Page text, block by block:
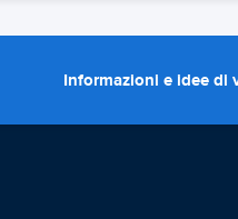
Informazioni e idee di